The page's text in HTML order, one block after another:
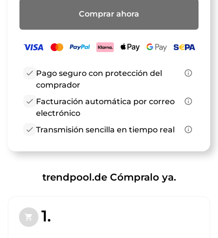
Comprar ahora
check Pago seguro con protección del
comprador
info_outline
check Facturación automática por correo
electrónico
info_outline
check Transmisión sencilla en tiempo real info_outline
trendpool.de Cómpralo ya.
shopping_cart 1.